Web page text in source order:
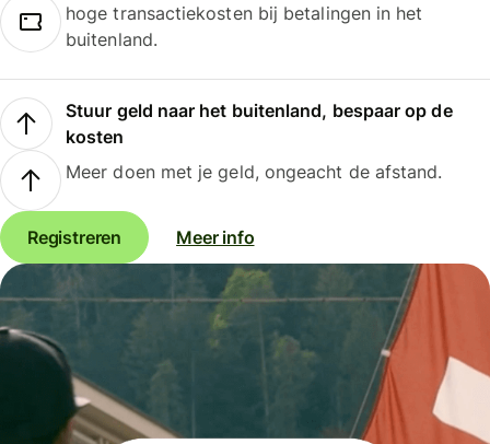
hoge transactiekosten bij betalingen in het
buitenland.
Stuur geld naar het buitenland, bespaar op de
kosten
Meer doen met je geld, ongeacht de afstand.
Registreren Meer info